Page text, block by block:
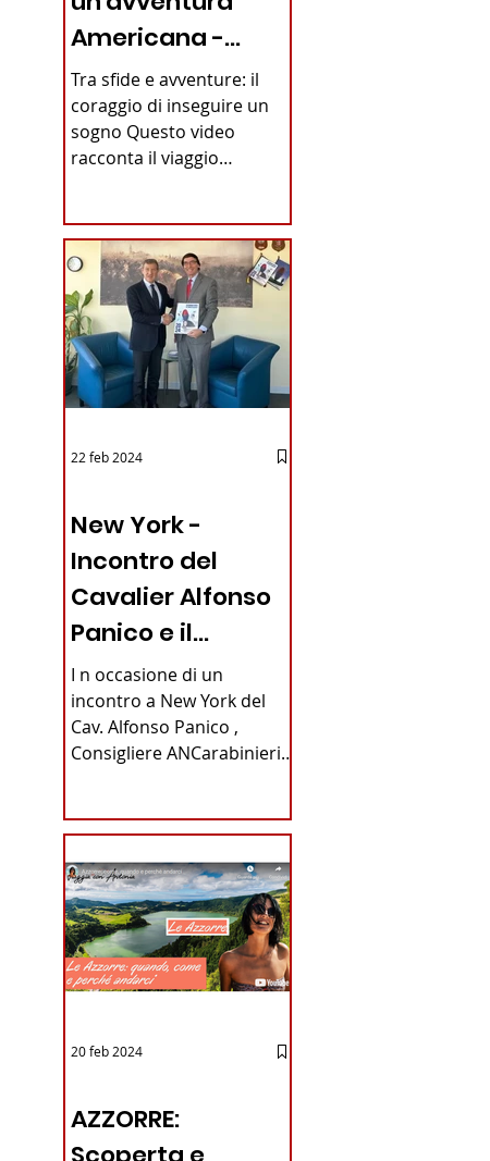
Americana -
VIDEO
Tra sfide e avventure: il
coraggio di inseguire un
sogno Questo video
racconta il viaggio
New York -
Incontro del
Cavalier Alfonso
Panico e il
Generale dei
Carabinieri
Fabrizio Parrulli
I n occasione di un
incontro a New York del
Cav. Alfonso Panico ,
Consigliere ANCarabinieri
22 feb 2024
AZZORRE:
20 feb 2024